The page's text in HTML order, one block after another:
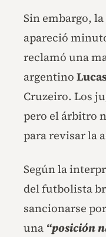
Sin embargo,
apareció
reclamó una
argentino
Cruzeiro. Los
pero el árbitro
para revisar la
Según la
del futbolista
sancionarse
una “posición